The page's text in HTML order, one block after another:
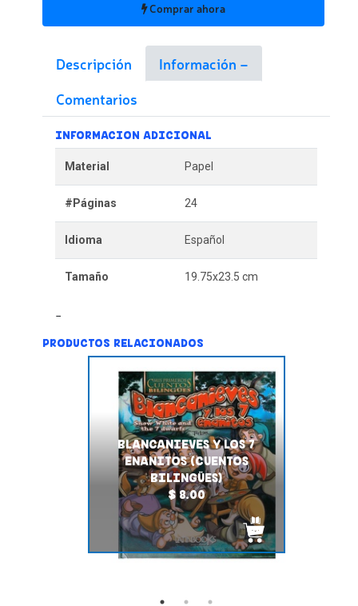
Comprar ahora
Descripción
Información
Comentarios
INFORMACION ADICIONAL
Material Papel
#Páginas 24
Idioma Español
Tamaño 19.75x23.5 cm
PRODUCTOS RELACIONADOS
BLANCANIEVES Y LOS 7
ENANITOS (CUENTOS
BILINGÜES)
$ 8.00